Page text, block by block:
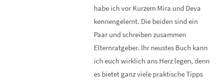
habe ich vor Kurzem Mira und Deva
kennengelernt. Die beiden sind ein
Paar und schreiben zusammen
Elternratgeber. Ihr neustes Buch kann
ich euch wirklich ans Herz legen, denn
es bietet ganz viele praktische Tipps